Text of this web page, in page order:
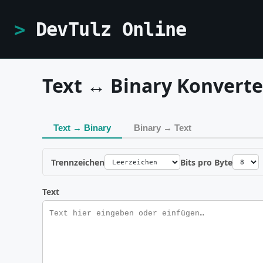
DevTulz Online
Text ↔ Binary
Text → Binary Binary → Text
Trennzeichen Bits pro Byte
Text